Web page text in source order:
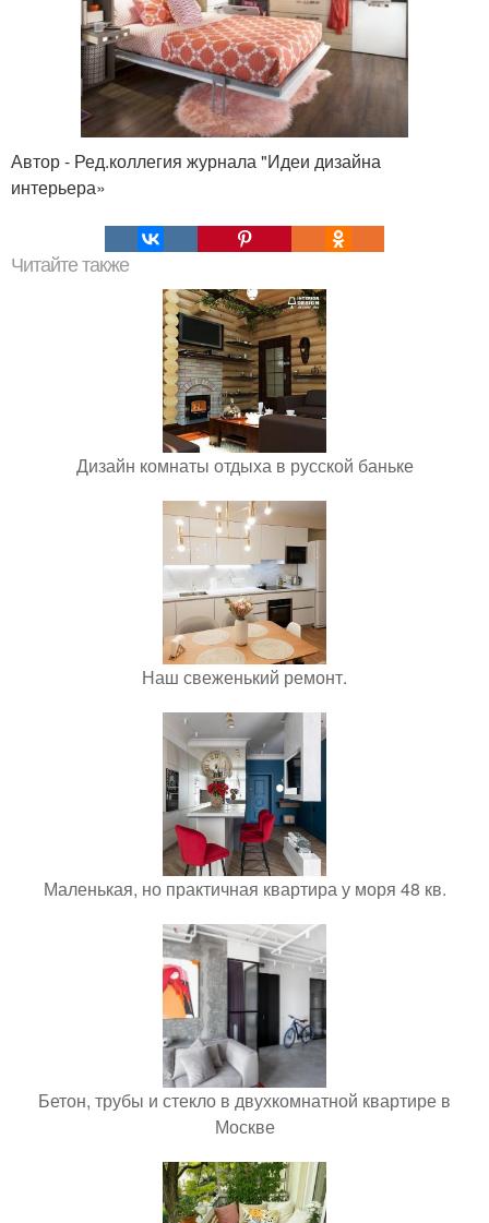
Автор - Ред.коллегия журнала "Идеи дизайна
интерьера»
Читайте также
Дизайн комнаты отдыха в русской баньке
Наш свеженький ремонт.
Маленькая, но практичная квартира у моря 48 кв.
Бетон, трубы и стекло в двухкомнатной квартире в
Москве